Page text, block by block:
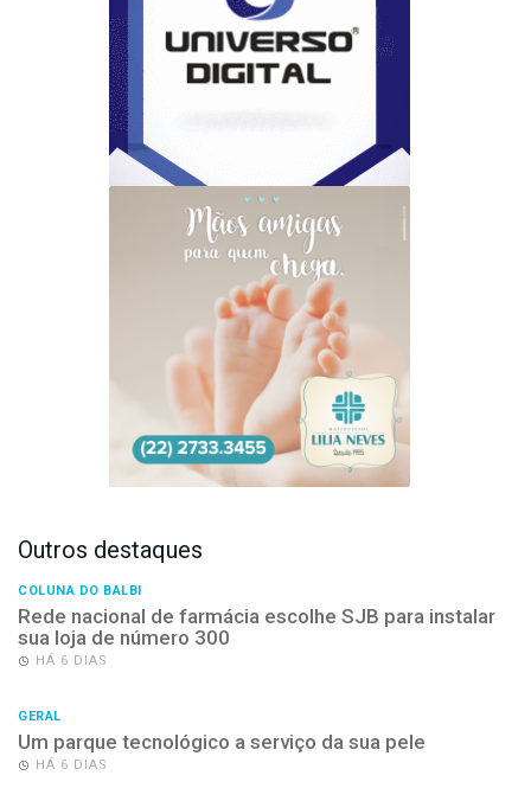
Outros destaques
COLUNA DO BALBI
Rede nacional de farmácia escolhe SJB para instalar
sua loja de número 300
HÁ 6 DIAS
GERAL
Um parque tecnológico a serviço da sua pele
HÁ 6 DIAS